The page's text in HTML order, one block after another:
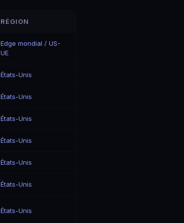
RÉGION
Edge mondial / US-
UE
États-Unis
États-Unis
États-Unis
États-Unis
États-Unis
États-Unis
États-Unis